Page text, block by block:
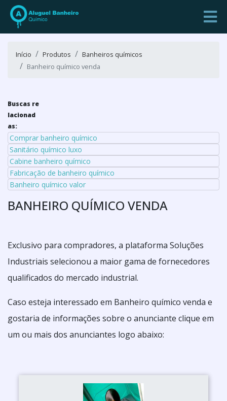
Início Produtos
Banheiros químicos
Banheiro químico venda
Buscas re
lacionad
as:
Comprar banheiro químico
Sanitário químico luxo
Cabine banheiro químico
Fabricação de banheiro químico
Banheiro químico valor
BANHEIRO QUÍMICO VENDA
Exclusivo para compradores, a plataforma Soluções
Industriais selecionou a maior gama de fornecedores
qualificados do mercado industrial.
Caso esteja interessado em Banheiro químico venda e
gostaria de informações sobre o anunciante clique em
um ou mais dos anunciantes logo abaixo: